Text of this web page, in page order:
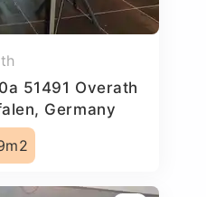
51491 Overath
Germany